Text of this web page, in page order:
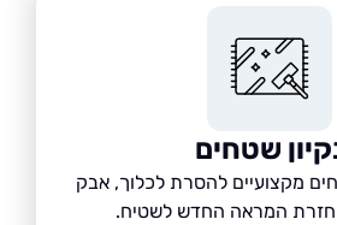
שטחים
להסרת לכלוך, אבק
החדש לשטיח.